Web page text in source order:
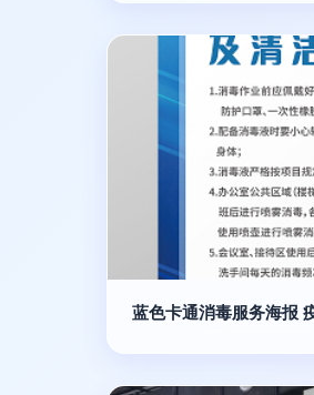
蓝色卡通消毒服务海报